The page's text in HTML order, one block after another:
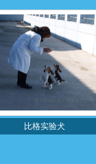
比格实验犬